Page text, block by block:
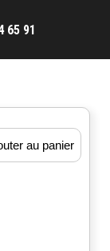
65 91
au panier